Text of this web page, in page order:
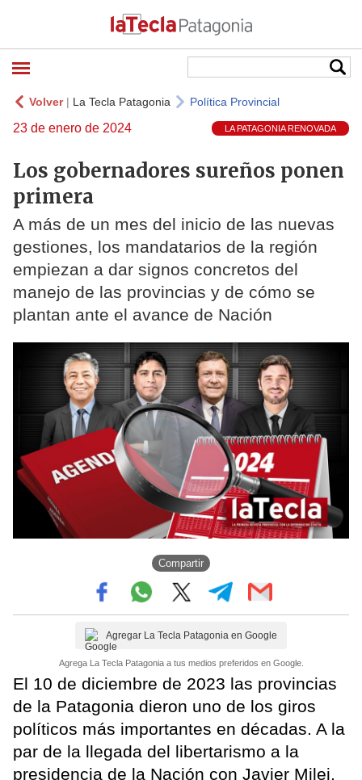
Volver| La Tecla Patagonia Política Provincial
23 de enero de 2024 LA PATAGONIA RENOVADA
Los gobernadores sureños ponen
primera
A más de un mes del inicio de las nuevas
gestiones, los mandatarios de la región
empiezan a dar signos concretos del
manejo de las provincias y de cómo se
plantan ante el avance de Nación
Compartir
Agregar La Tecla Patagonia en Google
Agrega La Tecla Patagonia a tus medios preferidos en Google.
El 10 de diciembre de 2023 las provincias
de la Patagonia dieron uno de los giros
políticos más importantes en décadas. A la
par de la llegada del libertarismo a la
presidencia de la Nación con Javier Milei,